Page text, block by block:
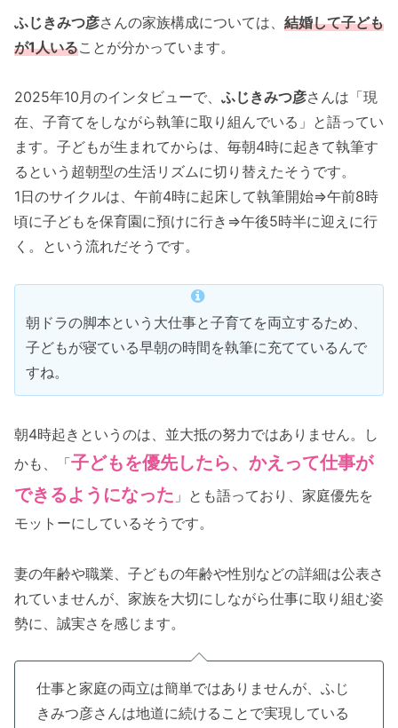
ふじきみつ彦さんの家族構成については、 結婚して子ども
が1人いることが分かっています。
2025年10月のインタビューで、 ふじきみつ彦さんは「現
在、子育てをしながら執筆に取り組んでいる」と語ってい
ます。子どもが生まれてからは、毎朝4時に起きて執筆す
るという超朝型の生活リズムに切り替えたそうです。
1日のサイクルは、午前4時に起床して執筆開始⇒午前8時
頃に子どもを保育園に預けに行き⇒午後5時半に迎えに行
く。という流れだそうです。
朝ドラの脚本という大仕事と子育てを両立するため、
子どもが寝ている早朝の時間を執筆に充てているんで
すね。
朝4時起きというのは、並大抵の努力ではありません。し
かも、「子どもを優先したら、かえって仕事が
できるようになった 」とも語っており、家庭優先を
モットーにしているそうです。
妻の年齢や職業、子どもの年齢や性別などの詳細は公表さ
れていませんが、家族を大切にしながら仕事に取り組む姿
勢に、誠実さを感じます。
仕事と家庭の両立は簡単ではありませんが、ふじ
きみつ彦さんは地道に続けることで実現している